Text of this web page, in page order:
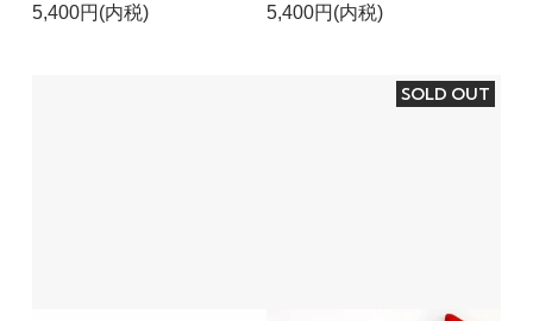
5,400円(内税) 5,400円(内税)
SOLD OUT